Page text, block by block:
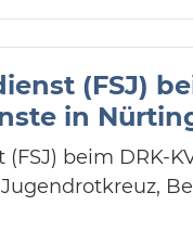
(FSJ)
in
beim DRK-